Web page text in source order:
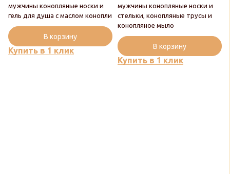
мужчины конопляные носки и
гель для душа с маслом конопли
Купить в 1 клик
В корзину
мужчины конопляные носки и
стельки, конопляные трусы и
конопляное мыло
Купить в 1 клик
В корзину